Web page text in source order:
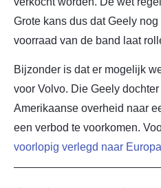
Grote kans dus dat Geely
voorraad van de band laat
Bijzonder is dat er mogelijk
voor Volvo. Die Geely
Amerikaanse overheid naar
een verbod te voorkomen.
voorlopig verlegd naar Europa